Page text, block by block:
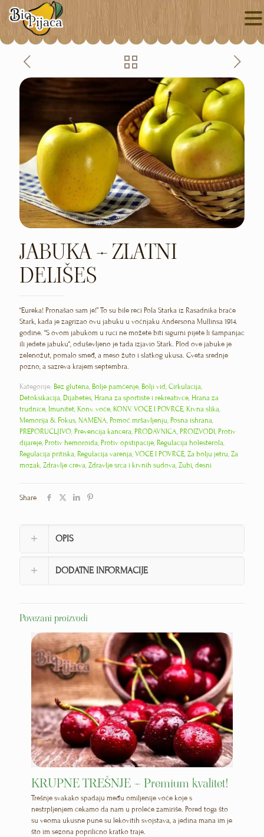
JABUKA – ZLATNI
DELIŠES
“Eureka! Pronašao sam je!” To su bile reči Pola Starka iz Rasadnika braće
Stark, kada je zagrizao ovu jabuku u voćnjaku Andersona Mullinsa 1914.
godine. “S ovom jabukom u ruci ne možete biti sigurni pijete li šampanjac
ili jedete jabuku“, oduševljeno je tada izjavio Stark. Plod ove jabuke je
zelenožut, pomalo smeđ, a meso žuto i slatkog ukusa. Cveta srednje
pozno, a sazreva krajem septembra.
Kategorije: Bez glutena, Bolje pamćenje, Bolji vid, Cirkulacija,
Detoksikacija, Dijabetes, Hrana za sportiste i rekreativce, Hrana za
trudnice, Imunitet, Konv. voće, KONV. VOĆE I POVRĆE, Krvna slika,
Memorija & Fokus, NAMENA, Pomoć mršavljenju, Posna ishrana,
PREPORUČLJIVO, Prevencija kancera, PRODAVNICA, PROIZVODI, Protiv
dijareje, Protiv hemoroida, Protiv opstipacije, Regulacija holesterola,
Regulacija pritiska, Regulacija varenja, VOĆE I POVRĆE, Za bolju jetru, Za
mozak, Zdravlje creva, Zdravlje srca i krvnih sudova, Zubi, desni
Share
OPIS
DODATNE INFORMACIJE
Povezani proizvodi
KRUPNE TREŠNJE – Premium kvalitet!
Trešnje svakako spadaju među omiljenije voće koje s
nestrpljenjem čekamo da nam u proleće zamiriše. Pored toga što
su veoma ukusne pune su lekovitih svojstava, a jedina mana im je
što im sezona poprilično kratko traje.